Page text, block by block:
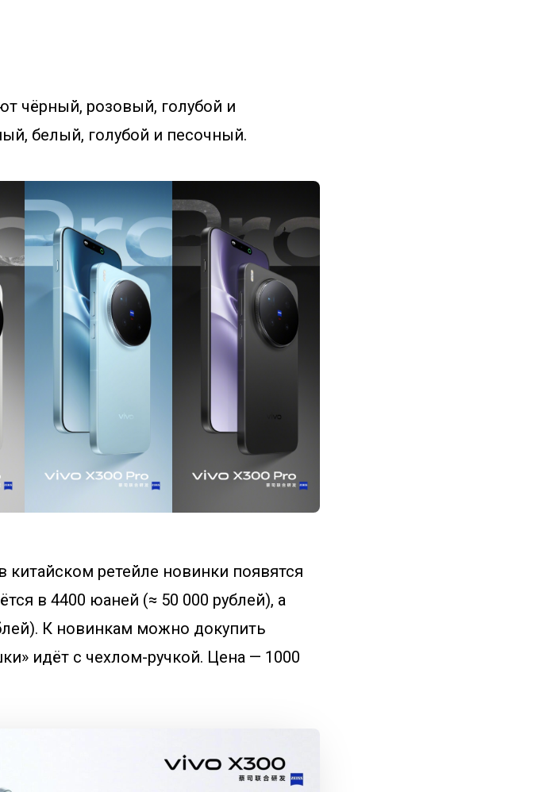
чёрный, розовый, голубой и
белый, голубой и песочный.
ретейле новинки появятся
в 4400 юаней (≈ 50 000 рублей), а
К новинкам можно докупить
идёт с чехлом-ручкой. Цена — 1000